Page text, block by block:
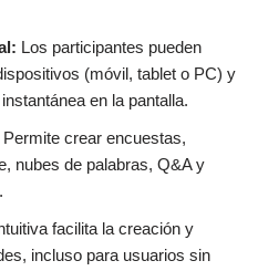
Los participantes pueden
(móvil, tablet o PC) y
en la pantalla.
Permite crear encuestas,
nubes de palabras, Q&A y
facilita la creación y
incluso para usuarios sin